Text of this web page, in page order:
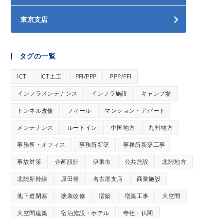
東京支店
タグの一覧
ICT ICT土工 PFI/PPP PPP/PFI
インフラメンテナンス インフラ施設 キャンプ場
トンネル改修 フィール マンション・アパート
メンテナンス ルートイン 中国地方 九州地方
事務所・オフィス 事務所新築 事務所新築工事
事故対策 企画設計 伊東市 公共施設 北陸地方
北陸新幹線 原田橋 名古屋支店 商業施設
地下道閉塞 塗装改修 増築 増築工事 大空間
大空間建築 宿泊施設・ホテル 寺社・仏閣